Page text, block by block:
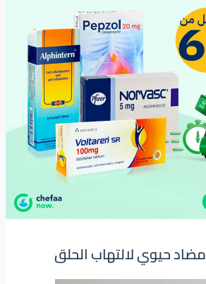
مضاد حيوي لالتهاب الحلق